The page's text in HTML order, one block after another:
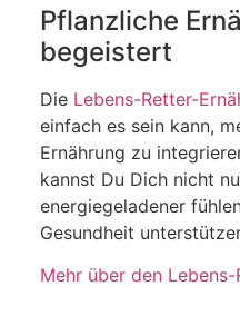
Pflanzliche
begeistert
Die Lebens-Retter-
einfach es sein kann,
Ernährung zu
kannst Du Dich nicht
energiegeladener
Gesundheit
Mehr über den